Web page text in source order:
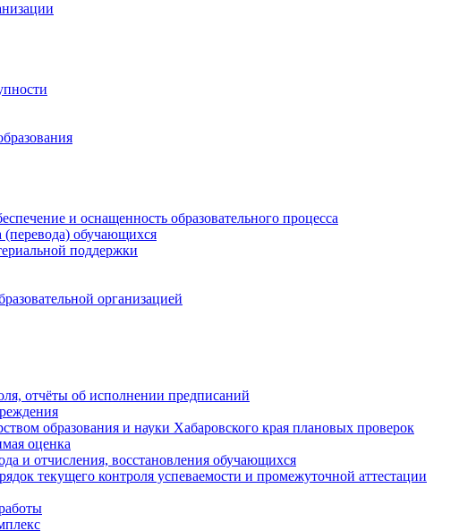
и оснащенность образовательного процесса
обучающихся
поддержки
организацией
отчёты об исполнении предписаний
образования и науки Хабаровского края плановых проверок
оценка
и отчисления, восстановления обучающихся
текущего контроля успеваемости и промежуточной аттестации